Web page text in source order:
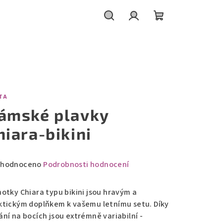
plavky
bikini
Podrobnosti hodnocení
Chiara typu bikini jsou hravým a
doplňkem k vašemu letnímu setu. Díky
na bocích jsou extrémně variabilní -